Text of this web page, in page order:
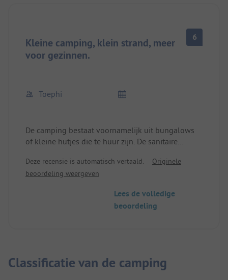
Kleine camping, klein strand, meer
voor gezinnen.
6
Toephi
De camping bestaat voornamelijk uit bungalows
of kleine hutjes die te huur zijn. De sanitaire
tijden van corona worden ze maar één keer per
dag schoongemaakt. De staanplaatsen zijn echter
Deze recensie is automatisch vertaald.
Originele
beoordeling weergeven
Lees de volledige
beoordeling
Classificatie van de camping